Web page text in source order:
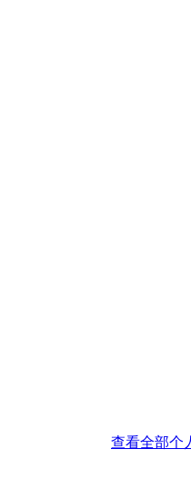
查看全部个